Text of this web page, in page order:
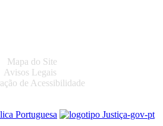
Mapa do Site
Avisos Legais
de Acessibilidade